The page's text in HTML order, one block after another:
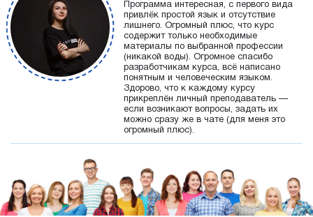
Программа интересная, с первого вида
привлёк простой язык и отсутствие
лишнего. Огромный плюс, что курс
содержит только необходимые
материалы по выбранной профессии
(никакой воды). Огромное спасибо
разработчикам курса, всё написано
понятным и человеческим языком.
Здорово, что к каждому курсу
прикреплён личный преподаватель —
если возникают вопросы, задать их
можно сразу же в чате (для меня это
огромный плюс).